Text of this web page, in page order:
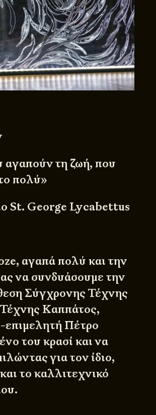
τη ζωή, που
πολύ»
St. George Lycabettus
αγαπά πολύ και την
να συνδυάσουμε την
Σύγχρονης Τέχνης
Καππάτος,
επιμελητή Πέτρο
του κρασί και να
για τον ίδιο,
το καλλιτεχνικό